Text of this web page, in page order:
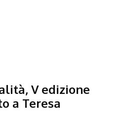
V edizione
a Teresa